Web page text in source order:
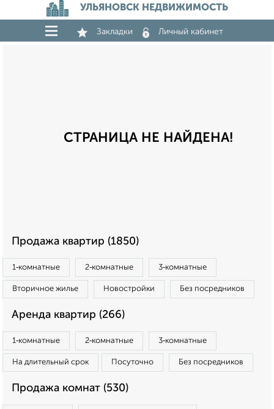
УЛЬЯНОВСК НЕДВИЖИМОСТЬ
Закладки Личный кабинет
СТРАНИЦА НЕ НАЙДЕНА!
Продажа квартир (1850)
1‑комнатные 2‑комнатные 3‑комнатные
Вторичное жилье Новостройки Без посредников
Аренда квартир (266)
1‑комнатные 2‑комнатные 3‑комнатные
На длительный срок Посуточно Без посредников
Продажа комнат (530)